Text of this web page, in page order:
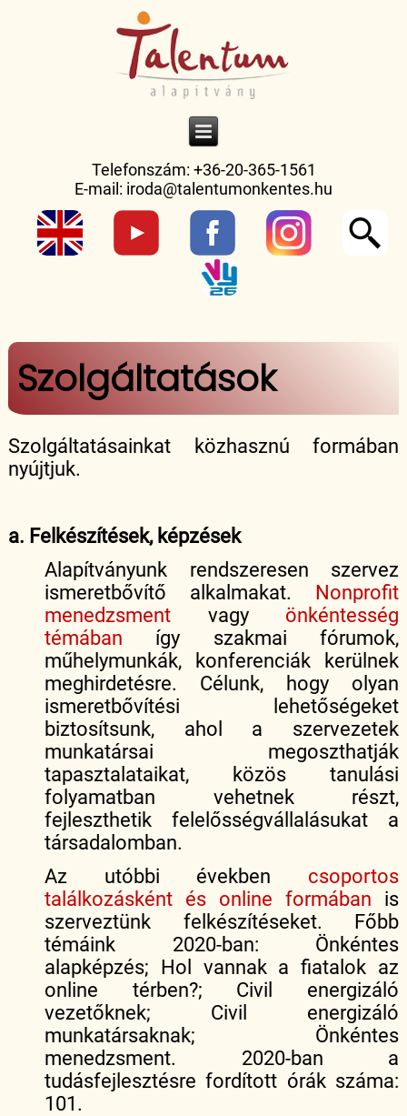
Telefonszám: +36-20-365-1561
E-mail: iroda@talentumonkentes.hu
Jelenlegi hely
Szolgáltatások
Szolgáltatásainkat közhasznú formában
nyújtjuk.
a. Felkészítések, képzések
Alapítványunk rendszeresen szervez
ismeretbővítő alkalmakat. Nonprofit
menedzsment vagy önkéntesség
témában így szakmai fórumok,
műhelymunkák, konferenciák kerülnek
meghirdetésre. Célunk, hogy olyan
ismeretbővítési lehetőségeket
biztosítsunk, ahol a szervezetek
munkatársai megoszthatják
tapasztalataikat, közös tanulási
folyamatban vehetnek részt,
fejleszthetik felelősségvállalásukat a
társadalomban.
Az utóbbi években csoportos
találkozásként és online formában is
szerveztünk felkészítéseket. Főbb
témáink 2020-ban: Önkéntes
alapképzés; Hol vannak a fiatalok az
online térben?; Civil energizáló
vezetőknek; Civil energizáló
munkatársaknak; Önkéntes
menedzsment. 2020-ban a
tudásfejlesztésre fordított órák száma:
101.